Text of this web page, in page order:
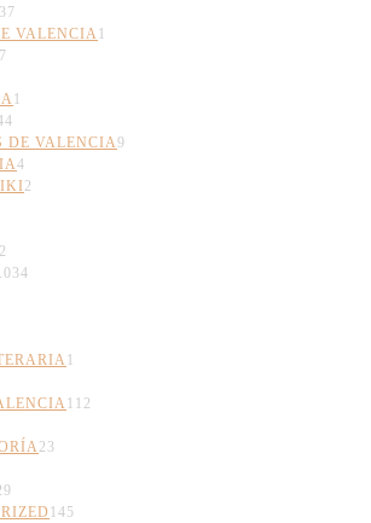
VALENCIA1
7
1
DE VALENCIA9
4
2
2
1
112
23
145